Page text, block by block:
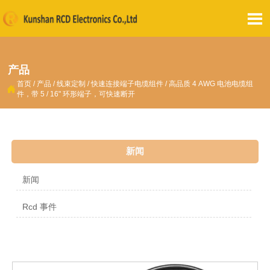

产品
 首页 / 产品 /线束定制 /快速连接端子电缆组件 /高品质 4 AWG 电池电缆组
件，带 5 / 16" 环形端子，可快速断开
新闻
新闻
Rcd 事件